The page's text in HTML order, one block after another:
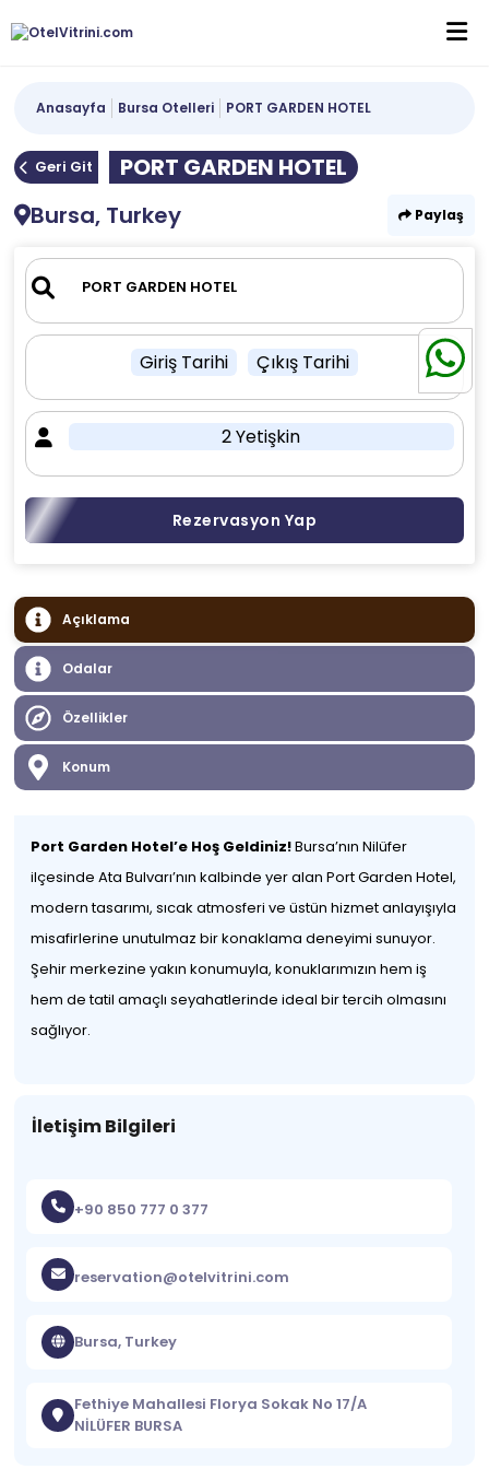
Anasayfa Bursa Otelleri PORT GARDEN HOTEL
Geri Git
PORT GARDEN HOTEL
Bursa, Turkey
Paylaş
Giriş Tarihi Çıkış Tarihi
2 Yetişkin
Rezervasyon Yap
Açıklama
Odalar
Özellikler
Konum
Port Garden Hotel’e Hoş Geldiniz!Bursa’nın Nilüfer
ilçesinde Ata Bulvarı’nın kalbinde yer alan Port Garden Hotel,
modern tasarımı, sıcak atmosferi ve üstün hizmet anlayışıyla
misafirlerine unutulmaz bir konaklama deneyimi sunuyor.
Şehir merkezine yakın konumuyla, konuklarımızın hem iş
hem de tatil amaçlı seyahatlerinde ideal bir tercih olmasını
sağlıyor.
İletişim Bilgileri
+90 850 777 0 377
reservation@otelvitrini.com
Bursa, Turkey
Fethiye Mahallesi Florya Sokak No 17/A
NİLÜFER BURSA